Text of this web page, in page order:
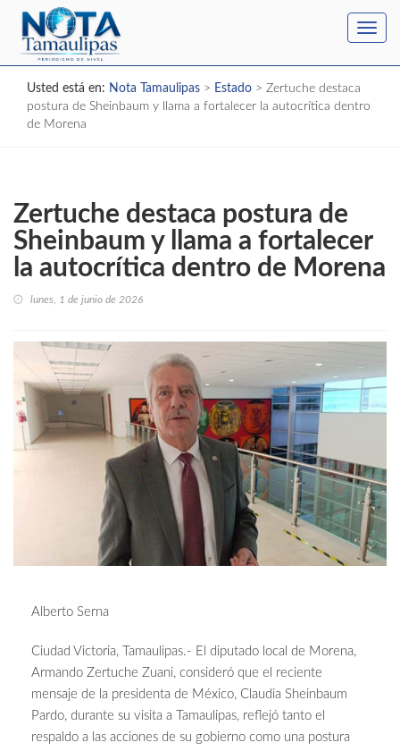
Usted está en: Nota Tamaulipas > Estado > Zertuche destaca
postura de Sheinbaum y llama a fortalecer la autocrítica dentro
de Morena
Zertuche destaca postura de
Sheinbaum y llama a fortalecer
la autocrítica dentro de Morena
lunes, 1 de junio de 2026
Alberto Serna
Ciudad Victoria, Tamaulipas.- El diputado local de Morena,
Armando Zertuche Zuani, consideró que el reciente
mensaje de la presidenta de México, Claudia Sheinbaum
Pardo, durante su visita a Tamaulipas, reflejó tanto el
respaldo a las acciones de su gobierno como una postura